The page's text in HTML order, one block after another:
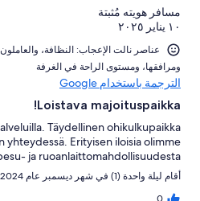
مسافر هويته مُثبتة
١٠ يناير ٢٠٢٥
ومرافقها⁩، و⁦مستوى الراحة في الغرفة⁩
الترجمة باستخدام Google
Loistava majoituspaikka!
Täydellinen ohikulkupaikka
yhteydessä. Erityisen iloisia olimme
ja ruoanlaittomahdollisuudesta.
أقام ليلة واحدة (1) في شهر ديسمبر عام 2024